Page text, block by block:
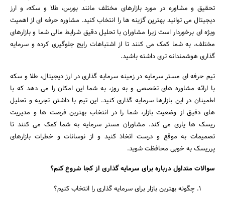
تحقیق و مشاوره در مورد بازارهای مختلف مانند بورس، طلا و سکه، و ارز
دیجیتال می ‌توانید بهترین گزینه‌ ها را انتخاب کنید. مشاوره حرفه ‌ای از اهمیت
ویژه ‌ای برخوردار است زیرا مشاوران با تحلیل دقیق شرایط مالی شما و بازارهای
مختلف، به شما کمک می ‌کنند تا از اشتباهات رایج جلوگیری کرده و سرمایه
‌گذاری هوشمندانه‌ تری داشته باشید.
تیم حرفه ‌ای مستر سرمایه در زمینه سرمایه ‌گذاری در ارز دیجیتال، طلا و سکه
با ارائه مشاوره ‌های تخصصی و به ‌روز، به شما این امکان را می‌ دهد که با
اطمینان در این بازارها سرمایه ‌گذاری کنید. این تیم با داشتن تجربه و تحلیل‌
های دقیق از وضعیت بازار، شما را در انتخاب بهترین فرصت‌ ها و مدیریت
ریسک‌ ها یاری می ‌کند. مشاوران مستر سرمایه به شما کمک می ‌کنند تا
تصمیمات به ‌موقع و درست اتخاذ کنید و از نوسانات و خطرات بازارهای
پرریسک به‌ خوبی محافظت شوید.
سوالات متداول درباره برای سرمایه گذاری از کجا شروع کنم؟
چگونه بهترین بازار برای سرمایه ‌گذاری را انتخاب کنیم؟